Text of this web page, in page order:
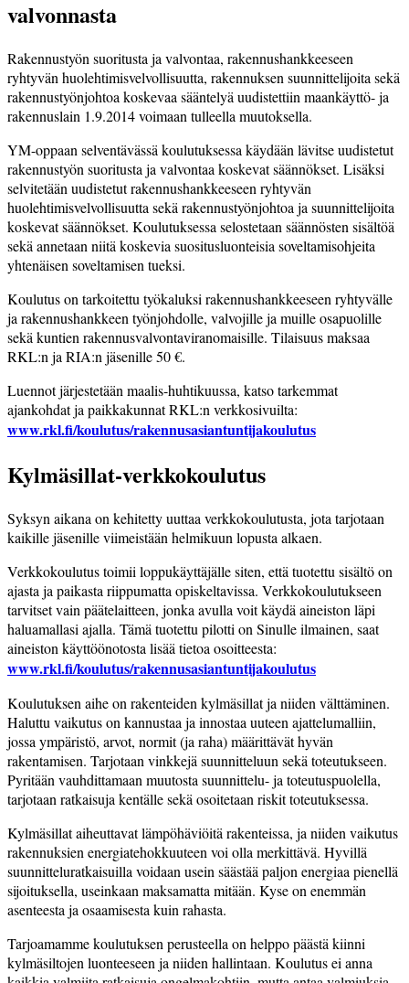
valvonnasta
Rakennustyön suoritusta ja valvontaa, rakennushankkeeseen
ryhtyvän huolehtimisvelvollisuutta, rakennuksen suunnittelijoita sekä
rakennustyönjohtoa koskevaa sääntelyä uudistettiin maankäyttö- ja
rakennuslain 1.9.2014 voimaan tulleella muutoksella.
YM-oppaan selventävässä koulutuksessa käydään lävitse uudistetut
rakennustyön suoritusta ja valvontaa koskevat säännökset. Lisäksi
selvitetään uudistetut rakennushankkeeseen ryhtyvän
huolehtimisvelvollisuutta sekä rakennustyönjohtoa ja suunnittelijoita
koskevat säännökset. Koulutuksessa selostetaan säännösten sisältöä
sekä annetaan niitä koskevia suositusluonteisia soveltamisohjeita
yhtenäisen soveltamisen tueksi.
Koulutus on tarkoitettu työkaluksi rakennushankkeeseen ryhtyvälle
ja rakennushankkeen työnjohdolle, valvojille ja muille osapuolille
sekä kuntien rakennusvalvontaviranomaisille. Tilaisuus maksaa
RKL:n ja RIA:n jäsenille 50 €.
Luennot järjestetään maalis-huhtikuussa, katso tarkemmat
ajankohdat ja paikkakunnat RKL:n verkkosivuilta:
www.rkl.fi/koulutus/rakennusasiantuntijakoulutus
Kylmäsillat-verkkokoulutus
Syksyn aikana on kehitetty uuttaa verkkokoulutusta, jota tarjotaan
kaikille jäsenille viimeistään helmikuun lopusta alkaen.
Verkkokoulutus toimii loppukäyttäjälle siten, että tuotettu sisältö on
ajasta ja paikasta riippumatta opiskeltavissa. Verkkokoulutukseen
tarvitset vain päätelaitteen, jonka avulla voit käydä aineiston läpi
haluamallasi ajalla. Tämä tuotettu pilotti on Sinulle ilmainen, saat
aineiston käyttöönotosta lisää tietoa osoitteesta:
www.rkl.fi/koulutus/rakennusasiantuntijakoulutus
Koulutuksen aihe on rakenteiden kylmäsillat ja niiden välttäminen.
Haluttu vaikutus on kannustaa ja innostaa uuteen ajattelumalliin,
jossa ympäristö, arvot, normit (ja raha) määrittävät hyvän
rakentamisen. Tarjotaan vinkkejä suunnitteluun sekä toteutukseen.
Pyritään vauhdittamaan muutosta suunnittelu- ja toteutuspuolella,
tarjotaan ratkaisuja kentälle sekä osoitetaan riskit toteutuksessa.
Kylmäsillat aiheuttavat lämpöhäviöitä rakenteissa, ja niiden vaikutus
rakennuksien energiatehokkuuteen voi olla merkittävä. Hyvillä
suunnitteluratkaisuilla voidaan usein säästää paljon energiaa pienellä
sijoituksella, useinkaan maksamatta mitään. Kyse on enemmän
asenteesta ja osaamisesta kuin rahasta.
Tarjoamamme koulutuksen perusteella on helppo päästä kiinni
kylmäsiltojen luonteeseen ja niiden hallintaan. Koulutus ei anna